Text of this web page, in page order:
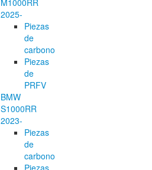
2025-
Piezas
de
carbono
Piezas
de
PRFV
BMW
S1000RR
2023-
Piezas
de
carbono
Piezas